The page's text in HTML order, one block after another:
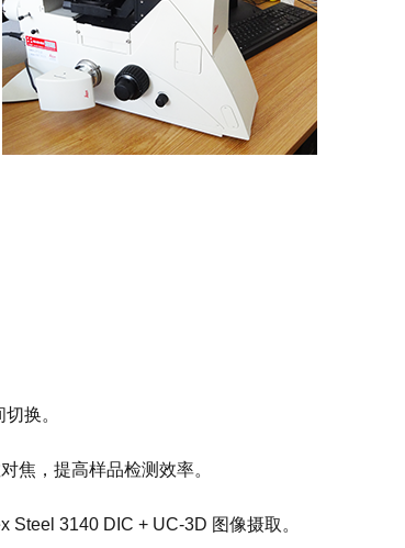
换。
，提高样品检测效率。
3140 DIC + UC-3D 图像摄取。